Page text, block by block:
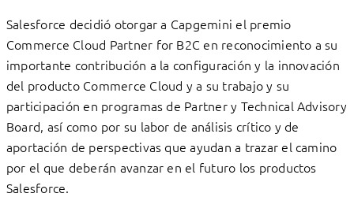
Salesforce decidió otorgar a Capgemini el premio
Commerce Cloud Partner for B2C en reconocimiento a su
importante contribución a la configuración y la innovación
del producto Commerce Cloud y a su trabajo y su
participación en programas de Partner y Technical Advisory
Board, así como por su labor de análisis crítico y de
aportación de perspectivas que ayudan a trazar el camino
por el que deberán avanzar en el futuro los productos
Salesforce.